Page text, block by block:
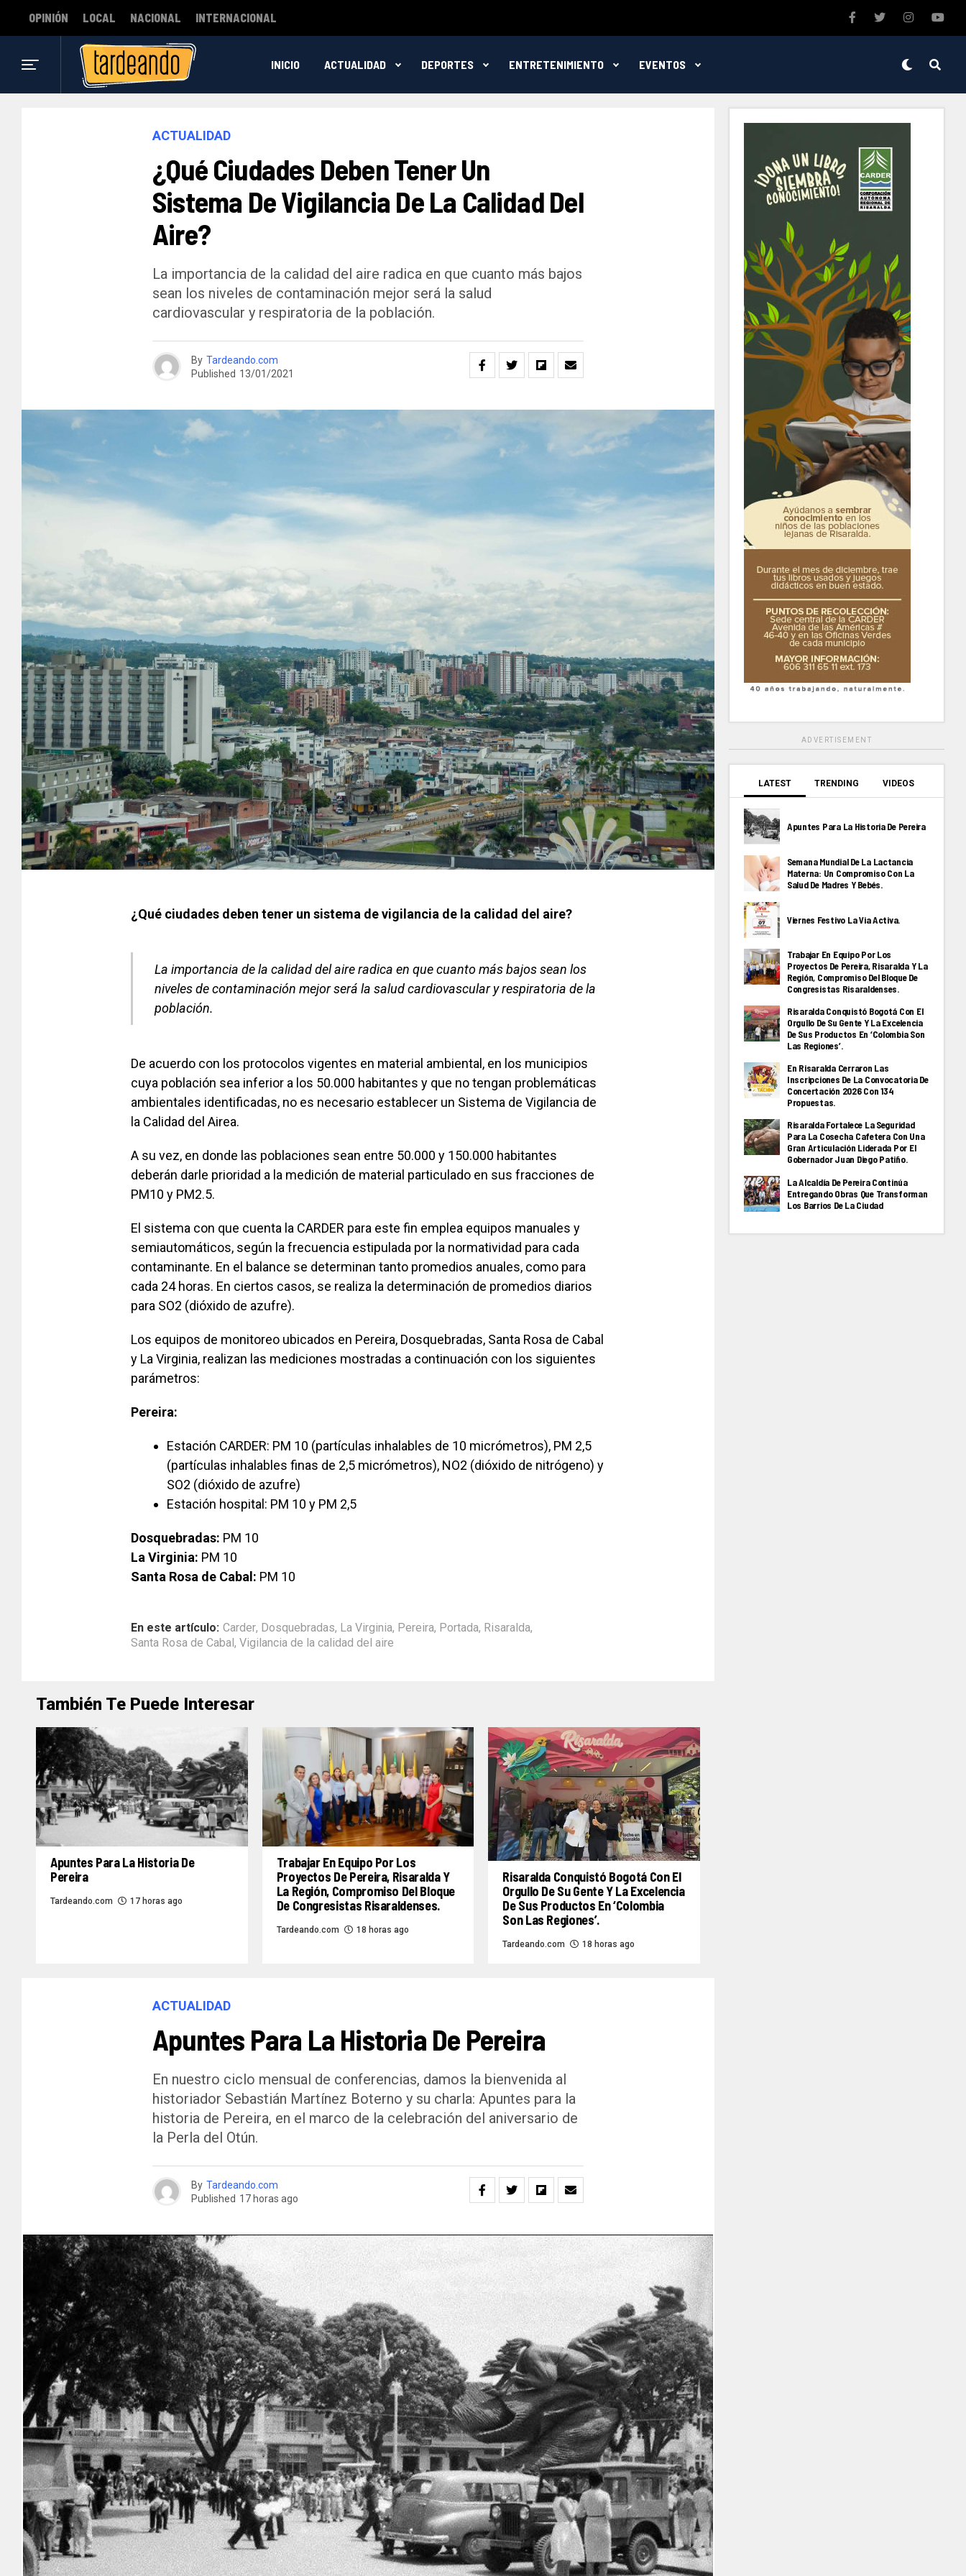
OPINIÓN LOCAL NACIONAL INTERNACIONAL
INICIO ACTUALIDAD DEPORTES ENTRETENIMIENTO EVENTOS
ACTUALIDAD
¿Qué Ciudades Deben Tener Un
Sistema De Vigilancia De La Calidad Del
Aire?
La importancia de la calidad del aire radica en que cuanto más bajos
sean los niveles de contaminación mejor será la salud
cardiovascular y respiratoria de la población.
By Tardeando.com
Published 13/01/2021
¿Qué ciudades deben tener un sistema de vigilancia de la calidad del aire?
La importancia de la calidad del aire radica en que cuanto más bajos sean los
niveles de contaminación mejor será la salud cardiovascular y respiratoria de la
población.
De acuerdo con los protocolos vigentes en material ambiental, en los municipios
cuya población sea inferior a los 50.000 habitantes y que no tengan problemáticas
ambientales identificadas, no es necesario establecer un Sistema de Vigilancia de
la Calidad del Airea.
A su vez, en donde las poblaciones sean entre 50.000 y 150.000 habitantes
deberán darle prioridad a la medición de material particulado en sus fracciones de
PM10 y PM2.5.
El sistema con que cuenta la CARDER para este fin emplea equipos manuales y
semiautomáticos, según la frecuencia estipulada por la normatividad para cada
contaminante. En el balance se determinan tanto promedios anuales, como para
cada 24 horas. En ciertos casos, se realiza la determinación de promedios diarios
para SO2 (dióxido de azufre).
Los equipos de monitoreo ubicados en Pereira, Dosquebradas, Santa Rosa de Cabal
y La Virginia, realizan las mediciones mostradas a continuación con los siguientes
parámetros:
Pereira:
Estación CARDER: PM 10 (partículas inhalables de 10 micrómetros), PM 2,5
(partículas inhalables finas de 2,5 micrómetros), NO2 (dióxido de nitrógeno) y
SO2 (dióxido de azufre)
Estación hospital: PM 10 y PM 2,5
Dosquebradas: PM 10
La Virginia: PM 10
Santa Rosa de Cabal: PM 10
En este artículo: Carder, Dosquebradas, La Virginia, Pereira, Portada, Risaralda,
Santa Rosa de Cabal , Vigilancia de la calidad del aire
También Te Puede Interesar
Apuntes Para La Historia De
Pereira
Tardeando.com 17 horas ago
Trabajar En Equipo Por Los
Proyectos De Pereira, Risaralda Y
La Región, Compromiso Del Bloque
De Congresistas Risaraldenses.
Tardeando.com 18 horas ago
Risaralda Conquistó Bogotá Con El
Orgullo De Su Gente Y La Excelencia
De Sus Productos En ‘Colombia
Son Las Regiones’.
Tardeando.com 18 horas ago
ACTUALIDAD
Apuntes Para La Historia De Pereira
En nuestro ciclo mensual de conferencias, damos la bienvenida al
historiador Sebastián Martínez Boterno y su charla: Apuntes para la
historia de Pereira, en el marco de la celebración del aniversario de
la Perla del Otún.
By Tardeando.com
Published 17 horas ago
ADVERTISEMENT
LATEST TRENDING VIDEOS
Apuntes Para La Historia De Pereira
Semana Mundial De La Lactancia
Materna: Un Compromiso Con La
Salud De Madres Y Bebés.
Viernes Festivo La Via Activa.
Trabajar En Equipo Por Los
Proyectos De Pereira, Risaralda Y La
Región, Compromiso Del Bloque De
Congresistas Risaraldenses.
Risaralda Conquistó Bogotá Con El
Orgullo De Su Gente Y La Excelencia
De Sus Productos En ‘Colombia Son
Las Regiones’.
En Risaralda Cerraron Las
Inscripciones De La Convocatoria De
Concertación 2026 Con 134
Propuestas.
Risaralda Fortalece La Seguridad
Para La Cosecha Cafetera Con Una
Gran Articulación Liderada Por El
Gobernador Juan Diego Patiño.
La Alcaldía De Pereira Continúa
Entregando Obras Que Transforman
Los Barrios De La Ciudad